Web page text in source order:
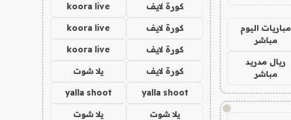
مباريات اليوم
مباشر
ريال مدريد
مباشر
!
كورة لايف koora live
كورة لايف koora live
كورة لايف koora live
كورة لايف يلا شوت
yalla shoot
yalla shoot
يلا شوت يلا شوت